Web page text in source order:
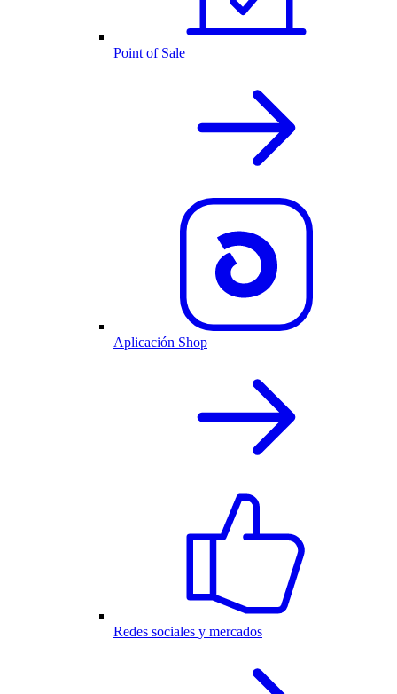
Point of Sale
Aplicación Shop
Redes sociales y mercados